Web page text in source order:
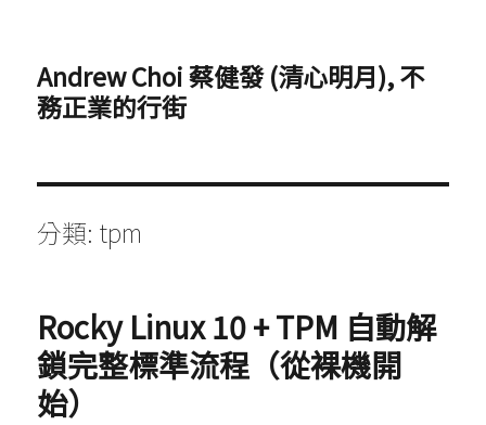
Andrew Choi 蔡健發 (清心明月), 不
務正業的行街
分類: tpm
Rocky Linux 10 + TPM 自動解
鎖完整標準流程（從裸機開
始）